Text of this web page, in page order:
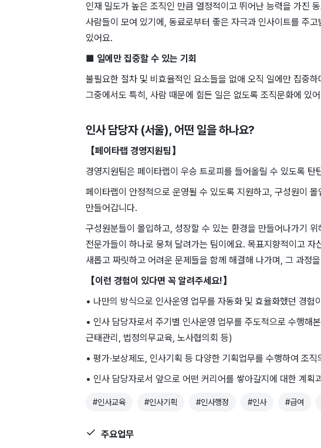
인재 밀도가 높은 조직인 만큼 열정적이고 뛰어난 능력을 가진
사람들이 모여 있기에, 동료로부터 좋은 자극과 인사이트를 주
있어요.
■ 일에만 집중할 수 있는 기회
불필요한 절차 및 비효율적인 요소들을 없애 오직 일에만 집중
그중에서도 특히, 사람 때문에 힘든 일은 없도록 조직문화에 있
인사 담당자 (서울), 어떤 일을 하나요?
【페이타랩 경영지원팀】
경영지원팀은 페이타랩이 우승 트로피를 들어올릴 수 있도록 탄
페이타랩이 안정적으로 운영될 수 있도록 지원하고, 구성원이
만들어갑니다.
구성원분들이 몰입하고, 성장할 수 있는 환경을 만들어나가기
전문가들이 하나로 뭉쳐 달려가는 팀이에요. 목표지향적이고
새롭고 짜릿하고 어려운 문제들을 함께 해결해 나가며, 그 과정
【이런 경험이 있다면 꼭 알려주세요!】
• 나만의 방식으로 인사운영 업무를 자동화 및 효율화했던 경험
• 인사 담당자로서 주기별 인사운영 업무를 주도적으로 수행해
근태관리, 법정의무교육, 노사협의회 등)
• 평가·보상제도, 인사기획 등 다양한 기획업무를 수행하여 조
• 인사 담당자로서 앞으로 어떤 커리어를 쌓아갈지에 대한 계획
#인사교육 #인사기획 #인사행정 #인사 #급여
주요업무